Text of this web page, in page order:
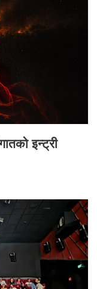
इन्ट्री